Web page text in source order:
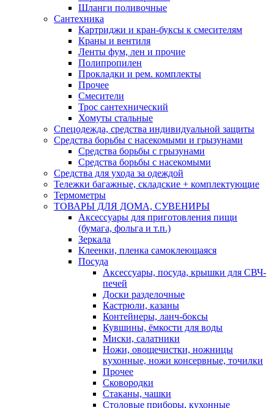
Шланги поливочные
Сантехника
Картриджи и кран-буксы к смесителям
Краны и вентиля
Ленты фум, лен и прочие
Полипропилен
Прокладки и рем. комплекты
Прочее
Смесители
Трос сантехнический
Хомуты стальные
Спецодежда, средства индивидуальной защиты
Средства борьбы с насекомыми и грызунами
Средства борьбы с грызунами
Средства борьбы с насекомыми
Средства для ухода за одеждой
Тележки багажные, складские + комплектующие
Термометры
ТОВАРЫ ДЛЯ ДОМА, СУВЕНИРЫ
Аксессуары для приготовления пищи
(бумага, фольга и т.п.)
Зеркала
Клеенки, пленка самоклеющаяся
Посуда
Аксессуары, посуда, крышки для СВЧ-
печей
Доски разделочные
Кастрюли, казаны
Контейнеры, ланч-боксы
Кувшины, ёмкости для воды
Миски, салатники
Ножи, овощечистки, ножницы
кухонные, ножи консервные, точилки
Прочее
Сковородки
Стаканы, чашки
Столовые приборы, кухонные